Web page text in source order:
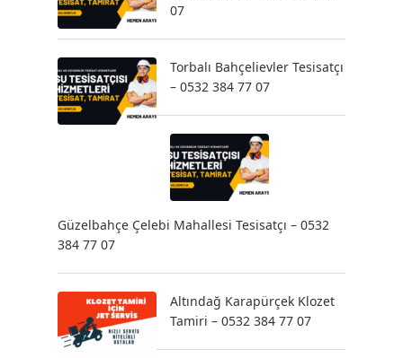
07
Torbalı Bahçelievler Tesisatçı
– 0532 384 77 07
Güzelbahçe Çelebi Mahallesi Tesisatçı – 0532
384 77 07
Altındağ Karapürçek Klozet
Tamiri – 0532 384 77 07